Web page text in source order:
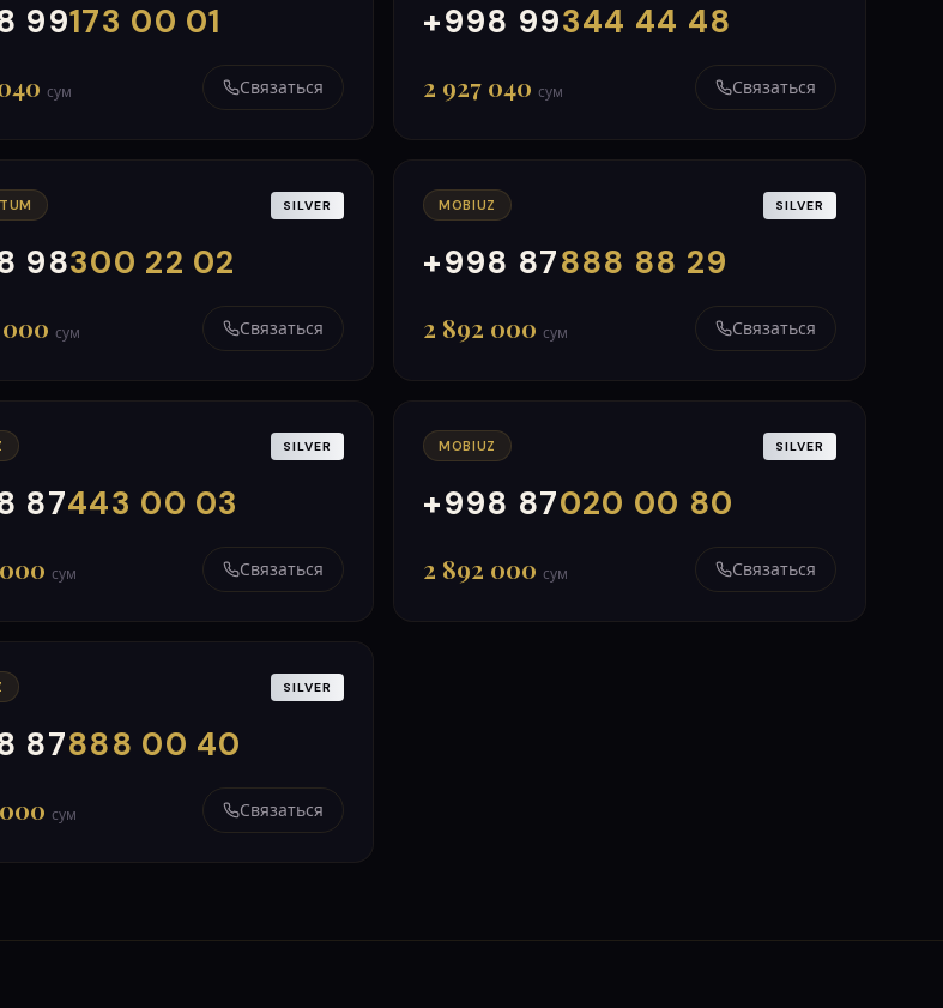
99173 00 01
сум Связаться
+998 99344 44 48
000
999
2 927 040 сум Связаться
SILVER
98300 22 02
сум Связаться
MOBIUZ SILVER
+998 87888 88 29
000
999
2 892 000 сум Связаться
SILVER
87443 00 03
сум Связаться
MOBIUZ SILVER
+998 87020 00 80
000
999
2 892 000 сум Связаться
SILVER
87888 00 40
сум Связаться